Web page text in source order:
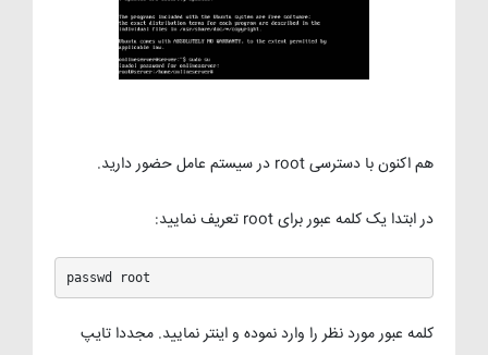
هم اکنون با دسترسی root در سیستم عامل حضور دارید.
در ابتدا یک کلمه عبور برای root تعریف نمایید:
passwd root
کلمه عبور مورد نظر را وارد نموده و اینتر نمایید. مجددا تایپ